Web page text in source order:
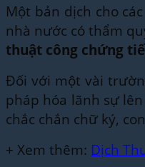
Một bản dịch cho
nhà nước có thẩm
thuật công chứng
Đối với một vài
pháp hóa lãnh sự
chắc chắn chữ ký,
+ Xem thêm: Dịch